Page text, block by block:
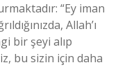
“Ey iman
Allah’ı
bir şeyi alıp
bu sizin için daha